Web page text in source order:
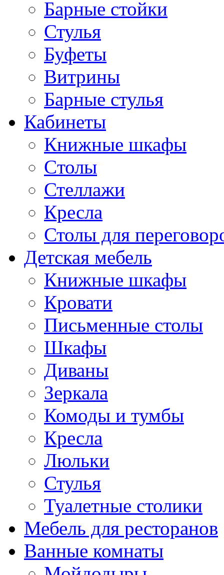
Барные стойки
Стулья
Буфеты
Витрины
Барные стулья
Кабинеты
Книжные шкафы
Cтолы
Стеллажи
Кресла
Столы для
Детская мебель
Книжные шкафы
Кровати
Письменные столы
Шкафы
Диваны
Зеркала
Комоды и тумбы
Кресла
Люльки
Стулья
Туалетные столики
Мебель для ресторанов
Ванные комнаты